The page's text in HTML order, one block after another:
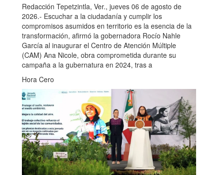
Redacción Tepetzintla, Ver., jueves 06 de agosto de
2026.- Escuchar a la ciudadanía y cumplir los
compromisos asumidos en territorio es la esencia de la
transformación, afirmó la gobernadora Rocío Nahle
García al inaugurar el Centro de Atención Múltiple
(CAM) Ana Nicole, obra comprometida durante su
campaña a la gubernatura en 2024, tras a
Hora Cero